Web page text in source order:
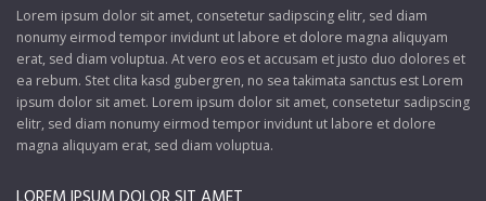
Lorem ipsum dolor sit amet, consetetur sadipscing elitr, sed diam
nonumy eirmod tempor invidunt ut labore et dolore magna aliquyam
erat, sed diam voluptua. At vero eos et accusam et justo duo dolores et
ea rebum. Stet clita kasd gubergren, no sea takimata sanctus est Lorem
ipsum dolor sit amet. Lorem ipsum dolor sit amet, consetetur sadipscing
elitr, sed diam nonumy eirmod tempor invidunt ut labore et dolore
magna aliquyam erat, sed diam voluptua.